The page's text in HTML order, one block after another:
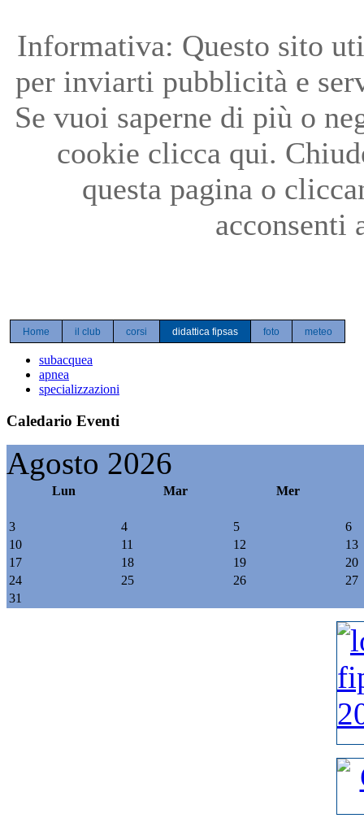
Informativa: Questo sito
per inviarti pubblicità e
Se vuoi saperne di più o
cookie clicca qui.
questa pagina o
acconsenti
Home il club corsi didattica fipsas foto meteo
subacquea
apnea
specializzazioni
Caledario Eventi
Agosto 2026
Lun Mar Mer
3 4 5
6
10
11 12
13
17
18 19
20
24
25 26
27
31